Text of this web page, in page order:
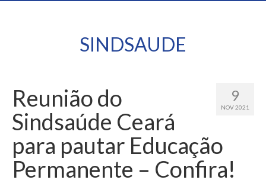
SINDSAUDE
9
NOV 2021
Reunião do
Sindsaúde Ceará
para pautar Educação
Permanente – Confira!